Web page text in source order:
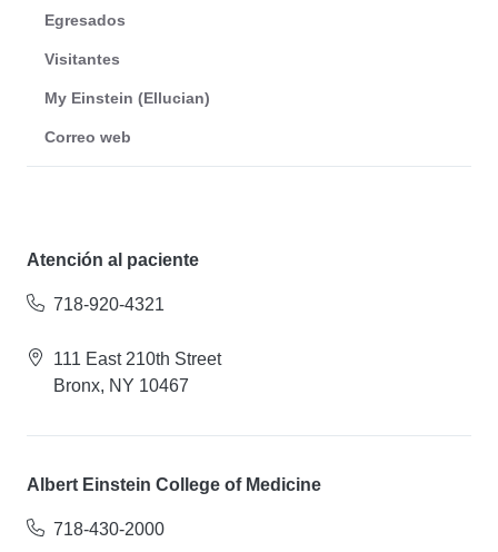
Egresados
Visitantes
My Einstein (Ellucian)
Correo web
Atención al paciente
718-920-4321
111 East 210th Street
Bronx, NY 10467
Albert Einstein College of Medicine
718-430-2000